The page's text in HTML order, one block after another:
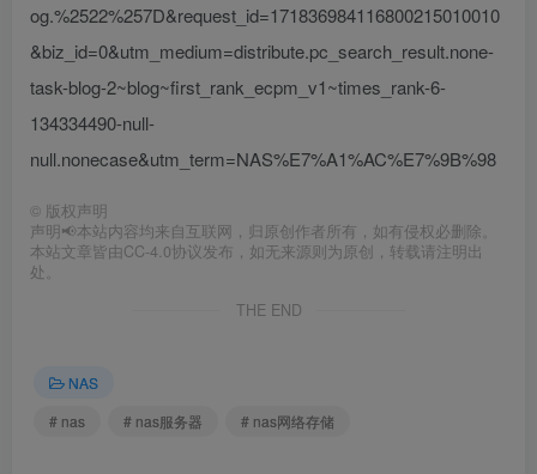
og.%2522%257D&request_id=171836984116800215010010
&biz_id=0&utm_medium=distribute.pc_search_result.none-
task-blog-2~blog~first_rank_ecpm_v1~times_rank-6-
134334490-null-
null.nonecase&utm_term=NAS%E7%A1%AC%E7%9B%98
© 版权声明
声明📢本站内容均来自互联网，归原创作者所有，如有侵权必删除。
本站文章皆由CC-4.0协议发布，如无来源则为原创，转载请注明出
处。
THE END
NAS
# nas
# nas服务器 # nas网络存储